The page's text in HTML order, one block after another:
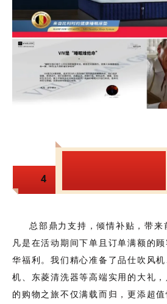
4
总部鼎力支持，倾情补贴，带来
凡是在活动期间下单且订单满额的
华福利。我们精心准备了品仕吹风
机、东菱清洗器等高端实用的大礼
的购物之旅不仅满载而归，更添超值